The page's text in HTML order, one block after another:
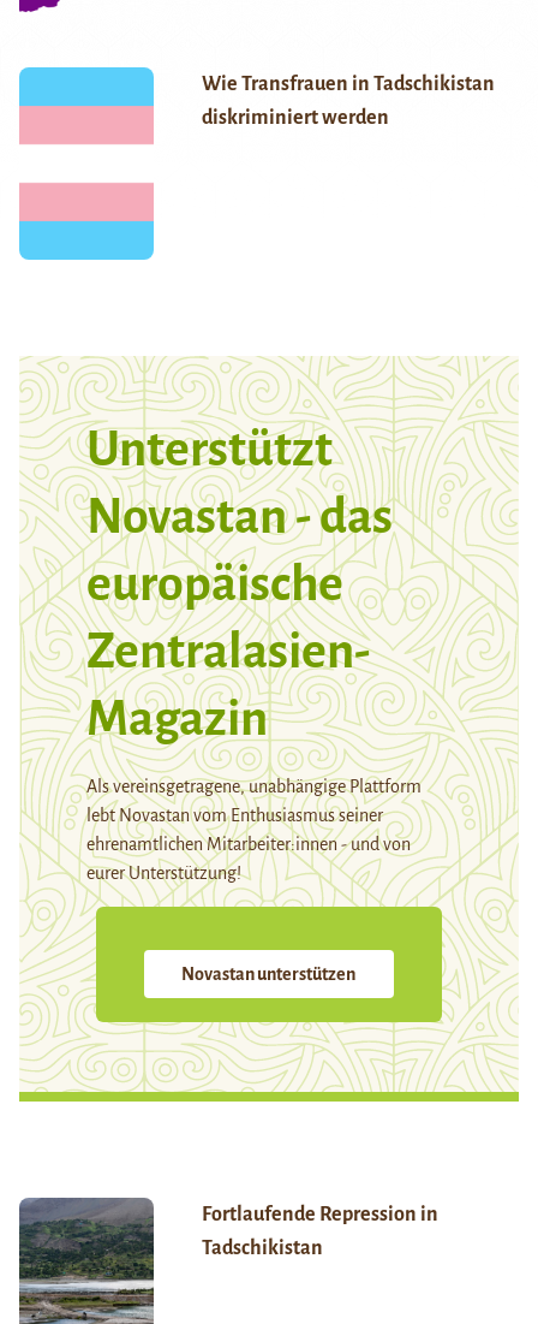
Wie Transfrauen in Tadschikistan
diskriminiert werden
Unterstützt
Novastan - das
europäische
Zentralasien-
Magazin
Als vereinsgetragene, unabhängige Plattform
lebt Novastan vom Enthusiasmus seiner
ehrenamtlichen Mitarbeiter:innen - und von
eurer Unterstützung!
Novastan unterstützen
Fortlaufende Repression in
Tadschikistan